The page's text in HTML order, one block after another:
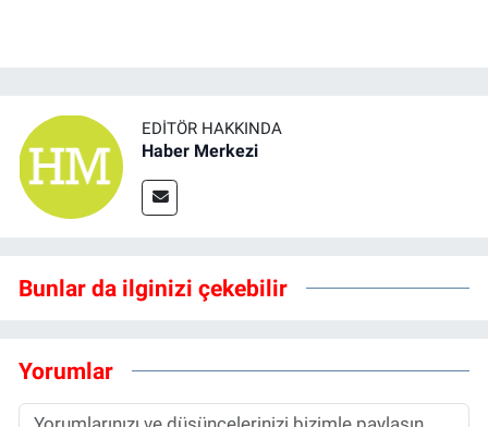
EDITÖR HAKKINDA
Haber Merkezi
Bunlar da ilginizi çekebilir
Yorumlar